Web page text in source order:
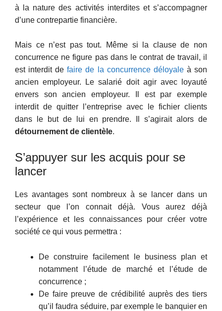
à la nature des activités interdites et s’accompagner
d’une contrepartie financière.
Mais ce n’est pas tout. Même si la clause de non
concurrence ne figure pas dans le contrat de travail, il
est interdit defaire de la concurrence déloyaleà son
ancien employeur. Le salarié doit agir avec loyauté
envers son ancien employeur. Il est par exemple
interdit de quitter l’entreprise avec le fichier clients
dans le but de lui en prendre. Il s’agirait alors de
détournement de clientèle.
S’appuyer sur les acquis pour se
lancer
Les avantages sont nombreux à se lancer dans un
secteur que l’on connait déjà. Vous aurez déjà
l’expérience et les connaissances pour créer votre
société ce qui vous permettra :
De construire facilement le business plan et
notamment l’étude de marché et l’étude de
concurrence ;
De faire preuve de crédibilité auprès des tiers
qu’il faudra séduire, par exemple le banquier en